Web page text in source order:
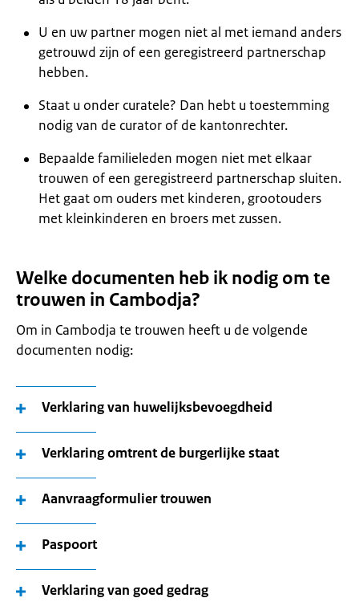
U en uw partner mogen niet al met iemand anders
getrouwd zijn of een geregistreerd partnerschap
hebben.
Staat u onder curatele? Dan hebt u toestemming
nodig van de curator of de kantonrechter.
Bepaalde familieleden mogen niet met elkaar
trouwen of een geregistreerd partnerschap sluiten.
Het gaat om ouders met kinderen, grootouders
met kleinkinderen en broers met zussen.
Welke documenten heb ik nodig om te
trouwen in Cambodja?
Om in Cambodja te trouwen heeft u de volgende
documenten nodig:
Verklaring van huwelijksbevoegdheid
Verklaring omtrent de burgerlijke staat
Aanvraagformulier trouwen
Paspoort
Verklaring van goed gedrag